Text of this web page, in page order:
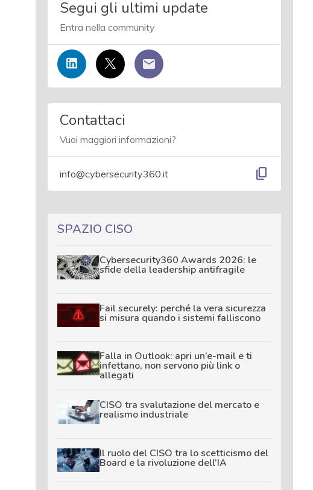
Segui gli ultimi update
Entra nella community
Contattaci
Vuoi maggiori informazioni?
info@cybersecurity360.it content_copy
SPAZIO CISO
Cybersecurity360 Awards 2026: le
sfide della leadership antifragile
Fail securely: perché la vera sicurezza
si misura quando i sistemi falliscono
Falla in Outlook: apri un’e-mail e ti
infettano, non servono più link o
allegati
CISO tra svalutazione del mercato e
realismo industriale
Il ruolo del CISO tra lo scetticismo del
Board e la rivoluzione dell’IA